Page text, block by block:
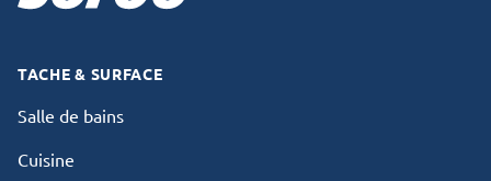
TACHE & SURFACE
Salle de bains
Cuisine